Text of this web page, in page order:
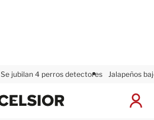
Se jubilan 4 perros detectores Jalapeños
I
x